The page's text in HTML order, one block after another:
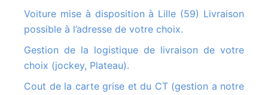
Voiture mise à disposition à Lille (59) Livraison
possible à l’adresse de votre choix.
Gestion de la logistique de livraison de votre
choix (jockey, Plateau).
Cout de la carte grise et du CT (gestion a notre